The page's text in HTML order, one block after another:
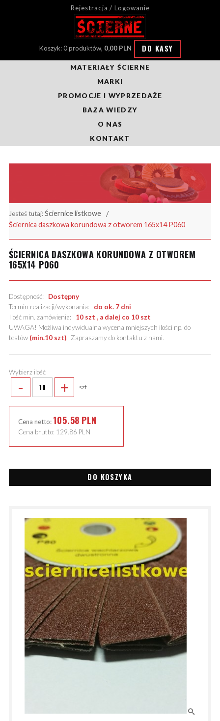
Rejestracja / Logowanie
Koszyk: 0 produktów, 0,00 PLN DO KASY
MATERIAŁY ŚCIERNE
MARKI
PROMOCJE I WYPRZEDAŻE
BAZA WIEDZY
O NAS
KONTAKT
Jesteś tutaj:Ściernice listkowe
Ściernica daszkowa korundowa z otworem 165x14 P060
ŚCIERNICA DASZKOWA KORUNDOWA Z OTWOREM
165X14 P060
Dostępność: Dostępny
Termin realizacji/wykonania: do ok. 7 dni
Ilość min. zamówienia: 10 szt , a dalej co 10 szt
UWAGA! Możliwa indywidualna wycena mniejszych ilości np. do
testów (min.10 szt). Zapraszamy do kontaktu z nami.
Wybierz ilość
- + szt
Cena netto: 105.58 PLN
Cena brutto: 129.86 PLN
DO KOSZYKA